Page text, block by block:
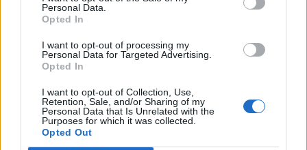
Personal Data.
Opted In
I want to opt-out of processing my
Personal Data for Targeted Advertising.
Opted In
I want to opt-out of Collection, Use,
Retention, Sale, and/or Sharing of my
Personal Data that Is Unrelated with the
Purposes for which it was collected.
Opted Out
Staran luetuimmat
1